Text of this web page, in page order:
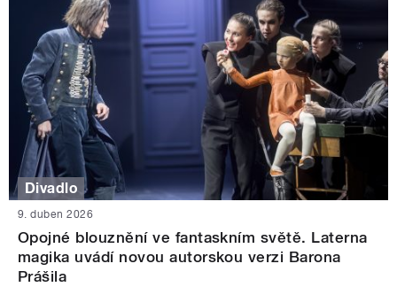
Divadlo
9. duben 2026
Opojné blouznění ve fantaskním světě. Laterna
magika uvádí novou autorskou verzi Barona
Prášila